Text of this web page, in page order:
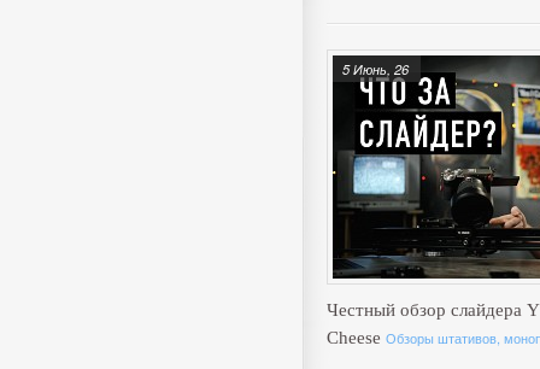
Честный обзор слайдера
Cheese Обзоры штативов,
5 Июнь, 26